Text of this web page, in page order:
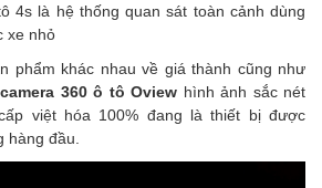
4s là hệ thống quan sát toàn cảnh dùng
xe nhỏ
phẩm khác nhau về giá thành cũng như
camera 360 ô tô Oview hình ảnh sắc nét
việt hóa 100% đang là thiết bị được
hàng đầu.